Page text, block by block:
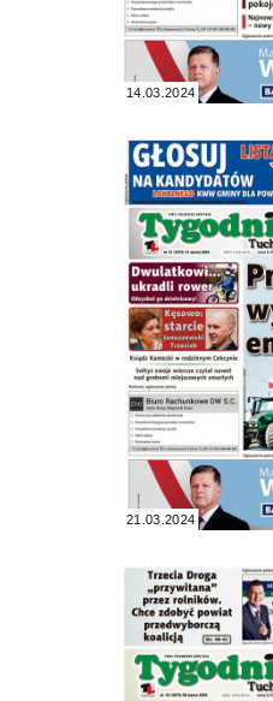
14.03.2024
21.03.2024